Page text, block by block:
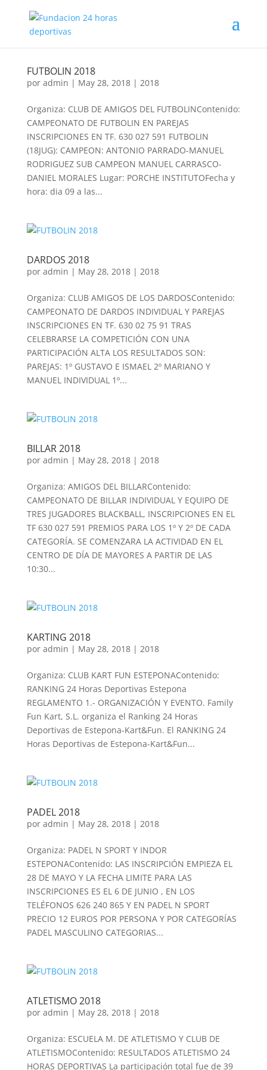
FUTBOLIN 2018
por admin | May 28, 2018| 2018
Organiza: CLUB DE AMIGOS DEL FUTBOLINContenido:
CAMPEONATO DE FUTBOLIN EN PAREJAS
INSCRIPCIONES EN TF. 630 027 591 FUTBOLIN
(18JUG): CAMPEON: ANTONIO PARRADO-MANUEL
RODRIGUEZ SUB CAMPEON MANUEL CARRASCO-
DANIEL MORALES Lugar: PORCHE INSTITUTOFecha y
hora: dia 09 a las...
DARDOS 2018
por admin | May 28, 2018| 2018
Organiza: CLUB AMIGOS DE LOS DARDOSContenido:
CAMPEONATO DE DARDOS INDIVIDUAL Y PAREJAS
INSCRIPCIONES EN TF. 630 02 75 91 TRAS
CELEBRARSE LA COMPETICIÓN CON UNA
PARTICIPACIÓN ALTA LOS RESULTADOS SON:
PAREJAS: 1º GUSTAVO E ISMAEL 2º MARIANO Y
MANUEL INDIVIDUAL 1º...
BILLAR 2018
por admin | May 28, 2018| 2018
Organiza: AMIGOS DEL BILLARContenido:
CAMPEONATO DE BILLAR INDIVIDUAL Y EQUIPO DE
TRES JUGADORES BLACKBALL, INSCRIPCIONES EN EL
TF 630 027 591 PREMIOS PARA LOS 1º Y 2º DE CADA
CATEGORÍA. SE COMENZARA LA ACTIVIDAD EN EL
CENTRO DE DÍA DE MAYORES A PARTIR DE LAS
10:30...
KARTING 2018
por admin | May 28, 2018| 2018
Organiza: CLUB KART FUN ESTEPONAContenido:
RANKING 24 Horas Deportivas Estepona
REGLAMENTO 1.- ORGANIZACIÓN Y EVENTO. Family
Fun Kart, S.L. organiza el Ranking 24 Horas
Deportivas de Estepona-Kart&Fun. El RANKING 24
Horas Deportivas de Estepona-Kart&Fun...
PADEL 2018
por admin | May 28, 2018| 2018
Organiza: PADEL N SPORT Y INDOR
ESTEPONAContenido: LAS INSCRIPCIÓN EMPIEZA EL
28 DE MAYO Y LA FECHA LIMITE PARA LAS
INSCRIPCIONES ES EL 6 DE JUNIO , EN LOS
TELÉFONOS 626 240 865 Y EN PADEL N SPORT
PRECIO 12 EUROS POR PERSONA Y POR CATEGORÍAS
PADEL MASCULINO CATEGORIAS...
ATLETISMO 2018
por admin | May 28, 2018| 2018
Organiza: ESCUELA M. DE ATLETISMO Y CLUB DE
ATLETISMOContenido: RESULTADOS ATLETISMO 24
HORAS DEPORTIVAS La participación total fue de 39